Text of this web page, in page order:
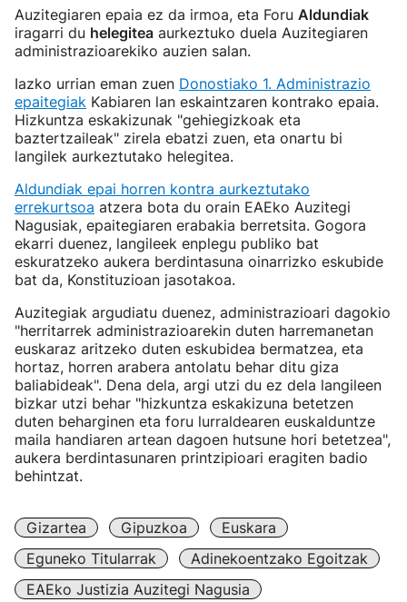
Auzitegiaren epaia ez da irmoa, eta Foru Aldundiak
iragarri du helegitea aurkeztuko duela Auzitegiaren
administrazioarekiko auzien salan.
Iazko urrian eman zuen Donostiako 1. Administrazio
epaitegiak Kabiaren lan eskaintzaren kontrako epaia.
Hizkuntza eskakizunak "gehiegizkoak eta
baztertzaileak" zirela ebatzi zuen, eta onartu bi
langilek aurkeztutako helegitea.
Aldundiak epai horren kontra aurkeztutako
errekurtsoa atzera bota du orain EAEko Auzitegi
Nagusiak, epaitegiaren erabakia berretsita. Gogora
ekarri duenez, langileek enplegu publiko bat
eskuratzeko aukera berdintasuna oinarrizko eskubide
bat da, Konstituzioan jasotakoa.
Auzitegiak argudiatu duenez, administrazioari dagokio
"herritarrek administrazioarekin duten harremanetan
euskaraz aritzeko duten eskubidea bermatzea, eta
hortaz, horren arabera antolatu behar ditu giza
baliabideak". Dena dela, argi utzi du ez dela langileen
bizkar utzi behar "hizkuntza eskakizuna betetzen
duten beharginen eta foru lurraldearen euskalduntze
maila handiaren artean dagoen hutsune hori betetzea",
aukera berdintasunaren printzipioari eragiten badio
behintzat.
Gizartea Gipuzkoa
Euskara
Eguneko Titularrak
Adinekoentzako Egoitzak
EAEko Justizia Auzitegi Nagusia